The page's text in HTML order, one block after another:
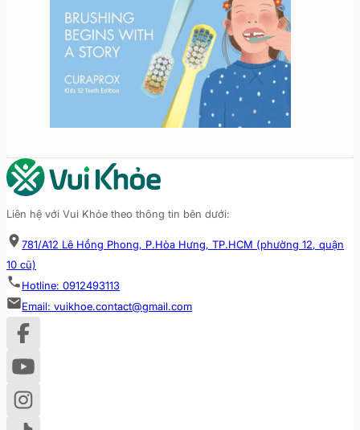
Liên hệ với Vui Khỏe theo thông tin bên dưới:
781/A12 Lê Hồng Phong, P.Hòa Hưng, TP.HCM (phường 12, quận
10 cũ)
Hotline: 0912493113
Email: vuikhoe.contact@gmail.com